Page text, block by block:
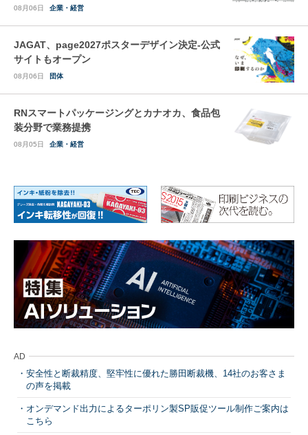
08月06日 企業・経営
JAGAT、page2027ポスターデザイン決定-公式
サイトもオープン
08月06日 団体
RNスマートパッケージングとカナオカ、食品包
装分野で業務提携
08月05日 企業・経営
AD
安全性と断裁精度、堅牢性に優れた勝田断裁機、14社のお客さま
の声を掲載
オンデマンド出力によるターポリン製SP販促ツール制作ご案内は
こちら